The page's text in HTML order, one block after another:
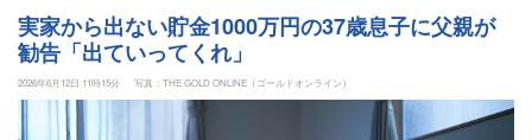
実家から出ない貯金1000万円の37歳息子に父親が
勧告「出ていってくれ」
2026年6月12日 11時15分 写真：THE GOLD ONLINE（ゴールドオンライン）